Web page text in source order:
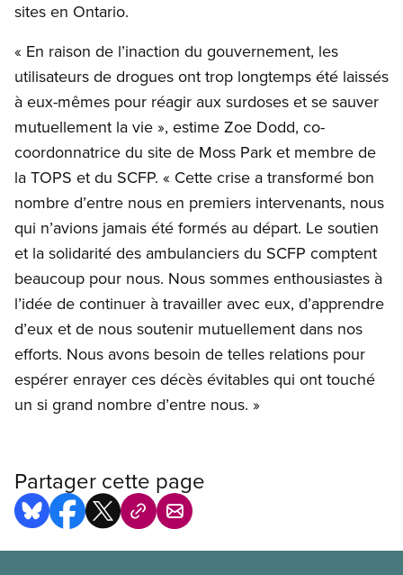
sites en Ontario.
« En raison de l’inaction du gouvernement, les
utilisateurs de drogues ont trop longtemps été laissés
à eux-mêmes pour réagir aux surdoses et se sauver
mutuellement la vie », estime Zoe Dodd, co-
coordonnatrice du site de Moss Park et membre de
la TOPS et du SCFP. « Cette crise a transformé bon
nombre d’entre nous en premiers intervenants, nous
qui n’avions jamais été formés au départ. Le soutien
et la solidarité des ambulanciers du SCFP comptent
beaucoup pour nous. Nous sommes enthousiastes à
l’idée de continuer à travailler avec eux, d’apprendre
d’eux et de nous soutenir mutuellement dans nos
efforts. Nous avons besoin de telles relations pour
espérer enrayer ces décès évitables qui ont touché
un si grand nombre d’entre nous. »
Partager cette page